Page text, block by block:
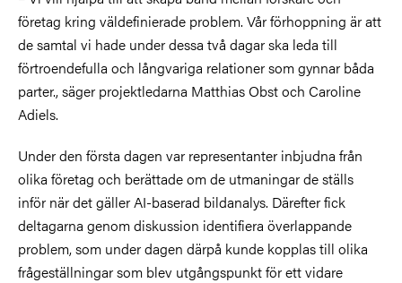
företag kring väldefinierade problem. Vår förhoppning är att
de samtal vi hade under dessa två dagar ska leda till
förtroendefulla och långvariga relationer som gynnar båda
parter., säger projektledarna Matthias Obst och Caroline
Adiels.
Under den första dagen var representanter inbjudna från
olika företag och berättade om de utmaningar de ställs
inför när det gäller AI-baserad bildanalys. Därefter fick
deltagarna genom diskussion identifiera överlappande
problem, som under dagen därpå kunde kopplas till olika
frågeställningar som blev utgångspunkt för ett vidare